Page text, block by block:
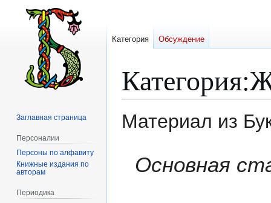
Категория:
Материал из
Основная
Категория Обсуждение
Заглавная страница
Персоналии
Персоны по алфавиту
Книжные издания по
авторам
Периодика